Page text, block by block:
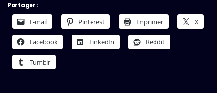
Partager :
E-mail Pinterest Imprimer X
Facebook LinkedIn Reddit
Tumblr